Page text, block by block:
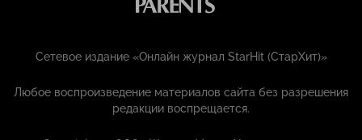
Сетевое издание «Онлайн журнал StarHit (СтарХит)»
Любое воспроизведение материалов сайта без разрешения
редакции воспрещается.